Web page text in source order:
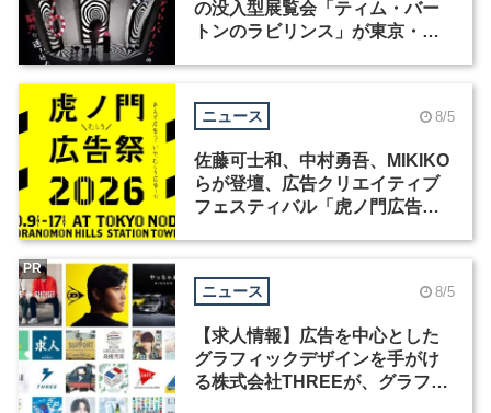
の没入型展覧会「ティム・バー
トンのラビリンス」が東京・豊
ニュース 8/5
佐藤可士和、中村勇吾、MIKIKO
らが登壇、広告クリエイティブ
フェスティバル「虎ノ門広告
ニュース 8/5
【求人情報】広告を中心とした
グラフィックデザインを手がけ
る株式会社THREEが、グラフィ
PR